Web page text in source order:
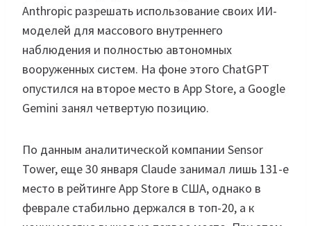
Anthropic разрешать использование своих ИИ-
моделей для массового внутреннего
наблюдения и полностью автономных
вооруженных систем. На фоне этого ChatGPT
опустился на второе место в App Store, а Google
Gemini занял четвертую позицию.
По данным аналитической компании Sensor
Tower, еще 30 января Claude занимал лишь 131-е
место в рейтинге App Store в США, однако в
феврале стабильно держался в топ-20, а к